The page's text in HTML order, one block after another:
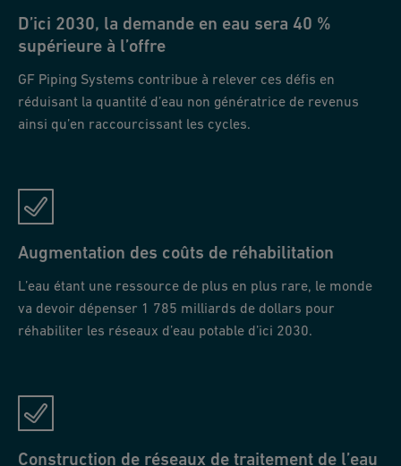
D’ici 2030, la demande en eau sera 40 %
supérieure à l’offre
GF Piping Systems contribue à relever ces défis en
réduisant la quantité d’eau non génératrice de revenus
ainsi qu’en raccourcissant les cycles.
Augmentation des coûts de réhabilitation
L’eau étant une ressource de plus en plus rare, le monde
va devoir dépenser 1 785 milliards de dollars pour
réhabiliter les réseaux d’eau potable d’ici 2030.
Construction de réseaux de traitement de l’eau